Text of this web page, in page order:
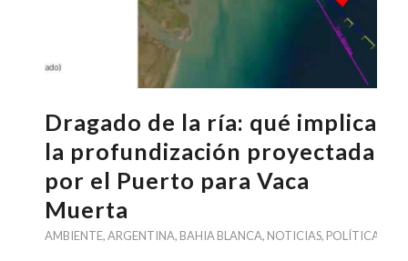
Dragado de la ría: qué implica
la profundización proyectada
por el Puerto para Vaca
Muerta
AMBIENTE,ARGENTINA, BAHIA BLANCA, NOTICIAS, POLÍTICA